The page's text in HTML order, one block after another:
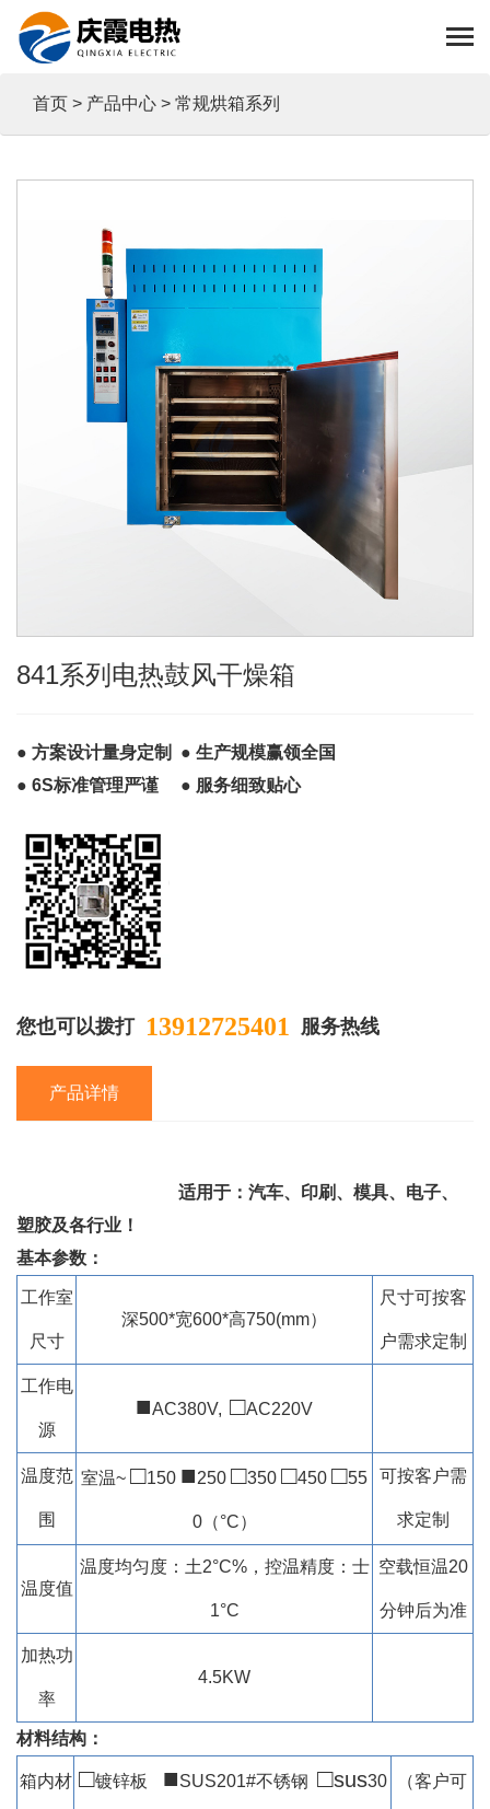
首页 > 产品中心 > 常规烘箱系列
841系列电热鼓风干燥箱
● 方案设计量身定制 ● 生产规模赢领全国
● 6S标准管理严谨 ● 服务细致贴心
您也可以拨打 13912725401 服务热线
产品详情
适用于：汽车、印刷、模具、电子、
塑胶及各行业！
基本参数：
工作室
尺寸
深500*宽600*高750(mm）
尺寸可按客
户需求定制
工作电
源
■AC380V, □AC220V
温度范
围
室温~ □150 ■250 □350 □450 □55
0（°C）
可按客户需
求定制
温度值
温度均匀度：土2°C%，控温精度：士
1°C
空载恒温20
分钟后为准
加热功
率
4.5KW
材料结构：
箱内材 □镀锌板 ■SUS201#不锈钢 □sus30 （客户可